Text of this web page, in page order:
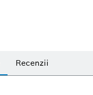
Recenzii